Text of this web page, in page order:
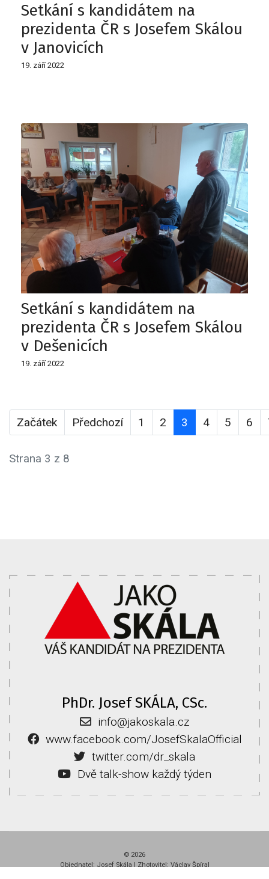
Setkání s kandidátem na
prezidenta ČR s Josefem Skálou
v Janovicích
19. září 2022
Setkání s kandidátem na
prezidenta ČR s Josefem Skálou
v Dešenicích
19. září 2022
Začátek Předchozí 1 2 3 4 5 6
Strana 3 z 8
PhDr. Josef SKÁLA, CSc.
info@jakoskala.cz
www.facebook.com/JosefSkalaOfficial
twitter.com/dr_skala
Dvě talk-show každý týden
© 2026
Objednatel: Josef Skála | Zhotovitel: Václav Špíral